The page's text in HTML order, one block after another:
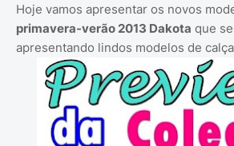
Hoje vamos apresentar os novos
primavera-verão 2013 Dakota que
apresentando lindos modelos de